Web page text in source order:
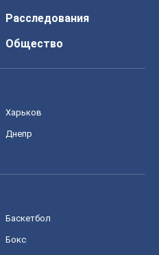
Расследования
Общество
Харьков
Днепр
Баскетбол
Бокс